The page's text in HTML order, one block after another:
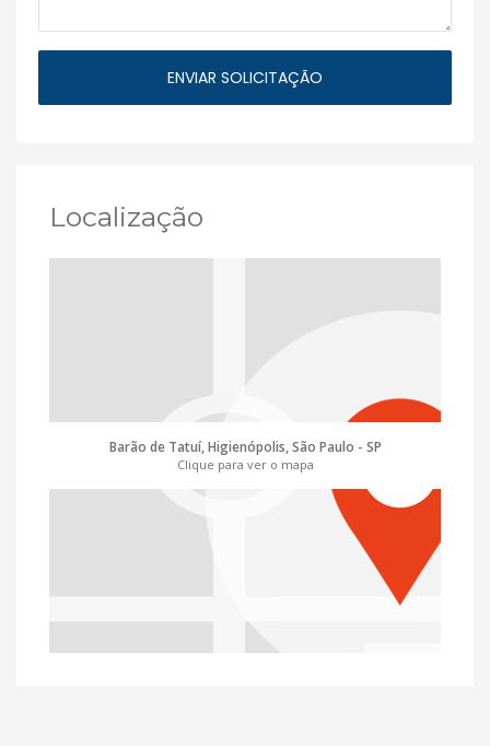
Localização
Barão de Tatuí, Higienópolis, São Paulo - SP
Clique para ver o mapa